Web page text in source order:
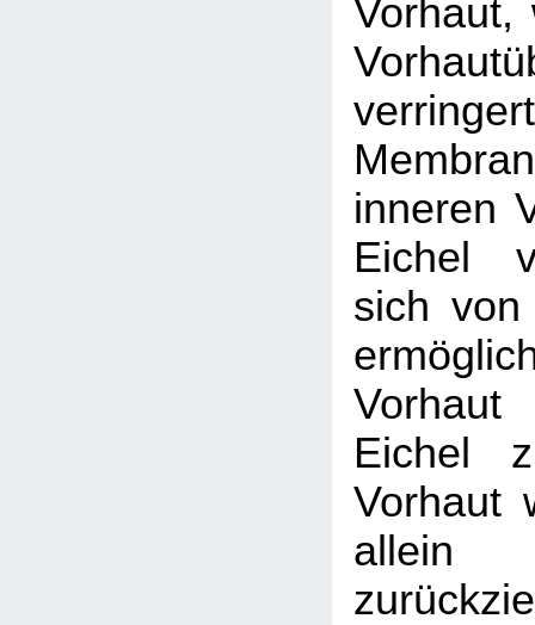
Vorhaut,
inneren
Eichel
sich
Eichel
Vorhaut
allein